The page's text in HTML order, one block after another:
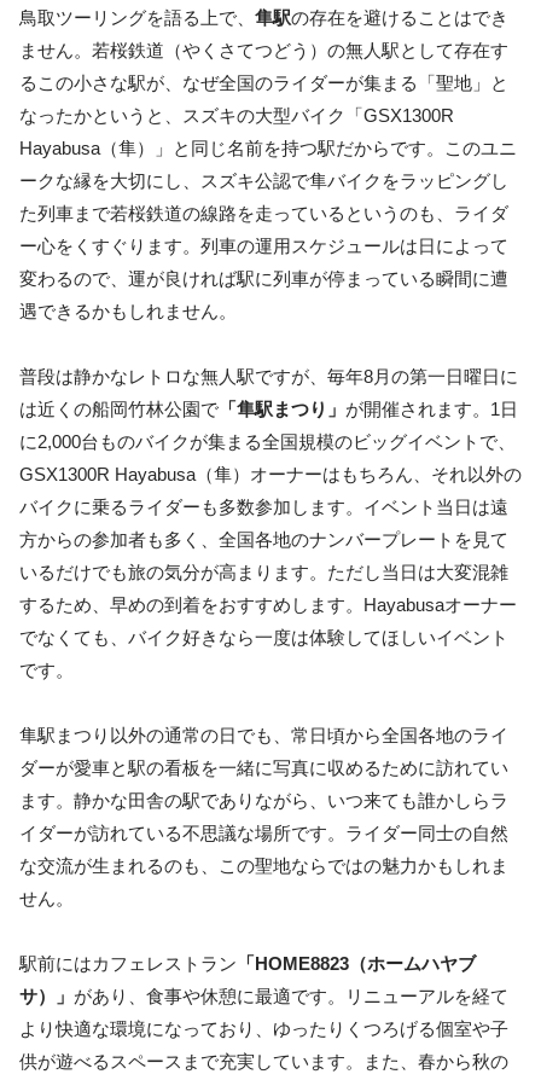
鳥取ツーリングを語る上で、 隼駅の存在を避けることはでき
ません。若桜鉄道（やくさてつどう）の無人駅として存在す
るこの小さな駅が、なぜ全国のライダーが集まる「聖地」と
なったかというと、スズキの大型バイク「GSX1300R
Hayabusa（隼）」と同じ名前を持つ駅だからです。このユニ
ークな縁を大切にし、スズキ公認で隼バイクをラッピングし
た列車まで若桜鉄道の線路を走っているというのも、ライダ
ー心をくすぐります。列車の運用スケジュールは日によって
変わるので、運が良ければ駅に列車が停まっている瞬間に遭
遇できるかもしれません。
普段は静かなレトロな無人駅ですが、毎年8月の第一日曜日に
は近くの船岡竹林公園で 「隼駅まつり」 が開催されます。1日
に2,000台ものバイクが集まる全国規模のビッグイベントで、
GSX1300R Hayabusa（隼）オーナーはもちろん、それ以外の
バイクに乗るライダーも多数参加します。イベント当日は遠
方からの参加者も多く、全国各地のナンバープレートを見て
いるだけでも旅の気分が高まります。ただし当日は大変混雑
するため、早めの到着をおすすめします。Hayabusaオーナー
でなくても、バイク好きなら一度は体験してほしいイベント
です。
隼駅まつり以外の通常の日でも、常日頃から全国各地のライ
ダーが愛車と駅の看板を一緒に写真に収めるために訪れてい
ます。静かな田舎の駅でありながら、いつ来ても誰かしらラ
イダーが訪れている不思議な場所です。ライダー同士の自然
な交流が生まれるのも、この聖地ならではの魅力かもしれま
せん。
駅前にはカフェレストラン 「HOME8823（ホームハヤブ
サ）」 があり、食事や休憩に最適です。リニューアルを経て
より快適な環境になっており、ゆったりくつろげる個室や子
供が遊べるスペースまで充実しています。また、春から秋の